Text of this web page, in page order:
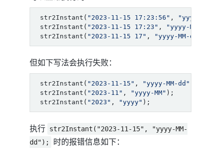
str2Instant ( "2023-11-15 17:23:56" ,
"yyyy-MM-
str2Instant ( "2023-11-15 17:23" ,
"yyyy-MM-dd
str2Instant ( "2023-11-15 17" , "yyyy-MM-dd HH"
但如下写法会执行失败：
str2Instant ( "2023-11-15" , "yyyy-MM-dd"
str2Instant ( "2023-11" , "yyyy-MM" );
str2Instant ( "2023" , "yyyy" );
执行 str2Instant("2023-11-15", "yyyy-MM-
dd");
时的报错信息如下：